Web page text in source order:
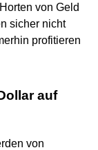
von Geld
sicher nicht
profitieren
auf
von